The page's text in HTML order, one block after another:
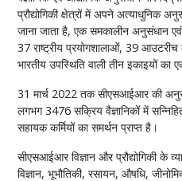
प्रौद्योगिकी क्षेत्रों में अपने अत्याधुनिक
जाना जाता है, एक समकालीन अनुसंधान
37 राष्ट्रीय प्रयोगशालाओं, 39
भारतीय उपस्थिति वाली तीन इकाइयों का
31 मार्च 2022 तक सीएसआईआर की
लगभग 3476 सक्रिय वैज्ञानिकों में
सहायक कर्मियों का समर्थन प्राप्त है।
सीएसआईआर विज्ञान और प्रौद्योगिकी के
विज्ञान, भूभौतिकी, रसायन, औषधि,